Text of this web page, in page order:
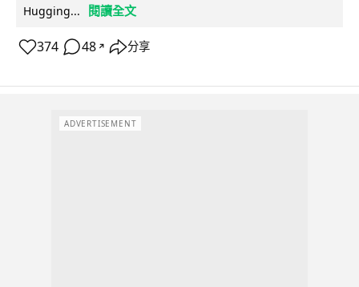
Hugging...
閱讀全文
374 48 ↗ 分享
ADVERTISEMENT